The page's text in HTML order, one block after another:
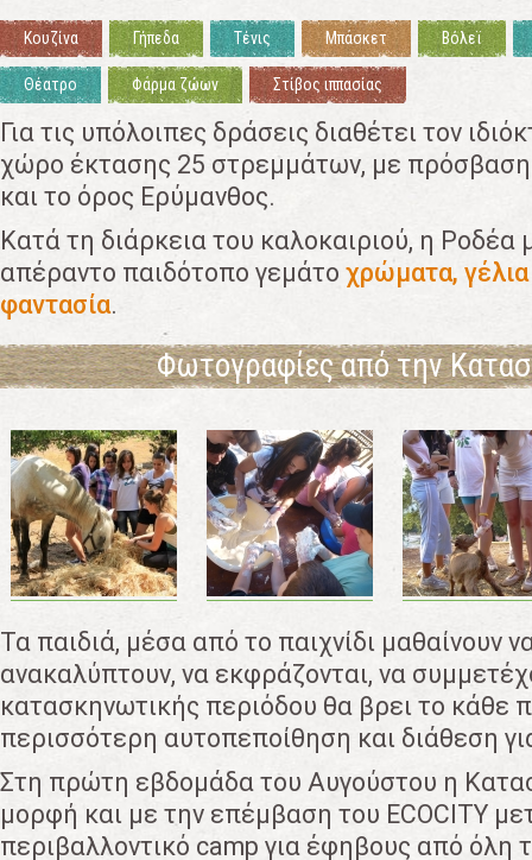
Κουζίνα Γήπεδα Τένις Μπάσκετ Βόλεϊ
Θέατρο Φάρμα ζώων Στίβος ιππασίας
Για τις υπόλοιπες δράσεις διαθέτει τον
χώρο έκτασης 25 στρεμμάτων, με
και το όρος Ερύμανθος.
Κατά τη διάρκεια του καλοκαιριού, η Ροδέα
απέραντο παιδότοπο γεμάτο χρώματα, γέλια
φαντασία.
Φωτογραφίες από την
Τα παιδιά, μέσα από το παιχνίδι μαθαίνουν
ανακαλύπτουν, να εκφράζονται, να
κατασκηνωτικής περιόδου θα βρει το κάθε
περισσότερη αυτοπεποίθηση και διάθεση
Στη πρώτη εβδομάδα του Αυγούστου η
μορφή και με την επέμβαση του ECOCITY
περιβαλλοντικό camp για έφηβους από όλη